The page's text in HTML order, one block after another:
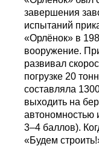
завершения
испытаний
«Орлёнок» в
вооружение.
развивал
погрузке 20
составляла
выходить на
автономностью
3–4 баллов).
«Будем